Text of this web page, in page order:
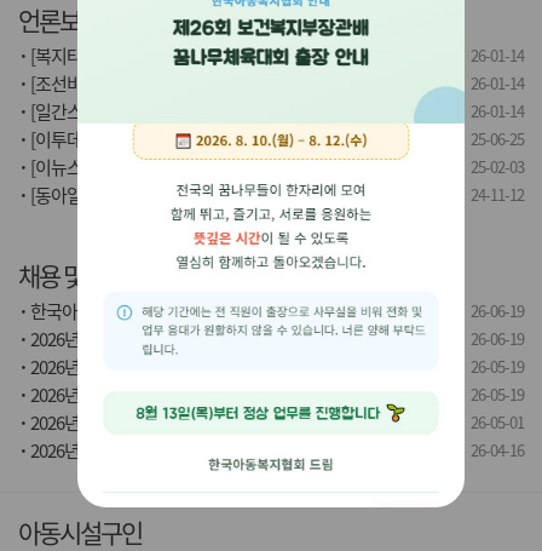
언론보도
· [복지타임즈] 제2회 한국아동복지대회, ... 26-01-14
· [조선비즈] 한국아동복지협회, 제2회 한... 26-01-14
· [일간스포츠] 교촌치킨, 보호대상아동과 ... 26-01-14
· [이투데이] 공공책임 강화 속 아동복지시... 25-06-25
· [이뉴스투데이] 드림텍, 이공계 자립준비... 25-02-03
· [동아일보] 한국아동복지협회, ‘한국아동... 24-11-12
채용 및 입찰정보
·한국아동복지협회 제6차 직원채용 서류심사... 26-06-19
· 2026년 한국아동복지협회 제6차 직원 ... 26-06-19
· 2026년 제6차 경력직 채용 공고(5호... 26-05-19
· 2026년 제5차 한국아동복지협회 직원채... 26-05-19
· 2026년 한국아동복지협회 제5차 경력직... 26-05-01
· 2026년 제4차 한국아동복지협회 직원채... 26-04-16
아동시설구인